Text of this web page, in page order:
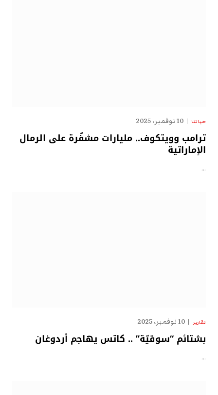
حياتنا 10 نوفمبر، 2025
ترامب وويتكوف.. مليارات مشفّرة على الرمال
الإماراتية
…
تقارير 10 نوفمبر، 2025
بشتائم “سوقيّة” .. كاتس يهاجم أردوغان
…